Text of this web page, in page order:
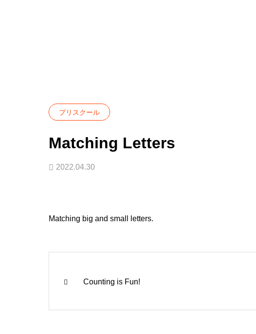
プリスクール
Matching Letters
2022.04.30
Matching big and small letters.
Counting is Fun!